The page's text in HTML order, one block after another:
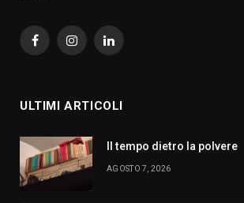
FacebookInstagramLinkedIn
ULTIMI ARTICOLI
Il tempo dietro la polvere
AGOSTO 7, 2026